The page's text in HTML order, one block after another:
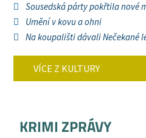
Sousedská párty pokřtila nové
Umění v kovu a ohni
Na koupališti dávali Nečekané
VÍCE Z KULTURY
KRIMI ZPRÁVY